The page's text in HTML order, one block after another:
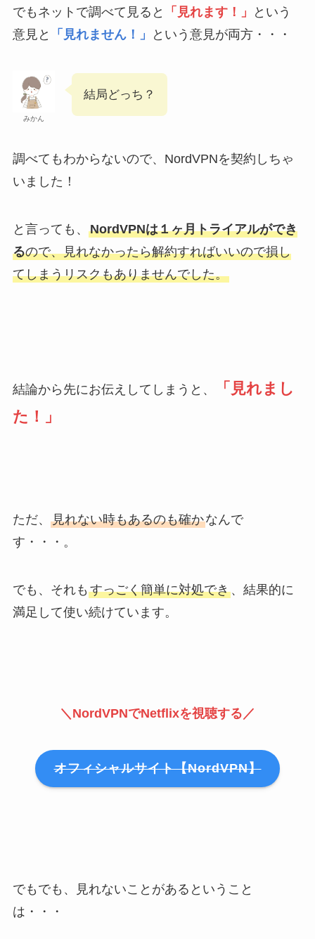
でもネットで調べて見ると 「見れます！」
という
意見と
「見れません！」 という意見が両方・・・
みかん
結局どっち？
調べてもわからないので、NordVPNを契約しちゃ
いました！
と言っても、 NordVPNは１ヶ月トライアルができ
るので、見れなかったら解約すればいいので損し
てしまうリスクもありませんでした。
結論から先にお伝えしてしまうと、
「見れまし
た！」
ただ、 見れない時もあるのも確かなんで
す・・・。
でも、それも すっごく簡単に対処でき、結果的に
満足して使い続けています。
＼NordVPNでNetflixを視聴する／
オフィシャルサイト【NordVPN】
でもでも、見れないことがあるということ
は・・・